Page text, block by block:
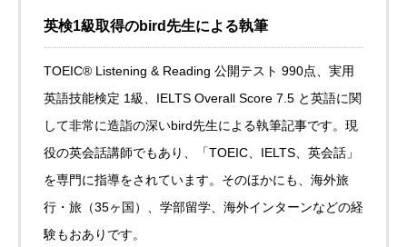
英検1級取得のbird先生による執筆
TOEIC®︎ Listening & Reading 公開テスト 990点、実用
英語技能検定 1級、IELTS Overall Score 7.5 と英語に関
して非常に造詣の深いbird先生による執筆記事です。現
役の英会話講師でもあり、「TOEIC、IELTS、英会話」
を専門に指導をされています。そのほかにも、海外旅
行・旅（35ヶ国）、学部留学、海外インターンなどの経
験もおありです。